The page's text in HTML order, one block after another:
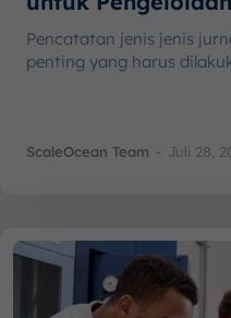
Pencatatan jenis jenis
penting yang harus
ScaleOcean Team - Juli 28,